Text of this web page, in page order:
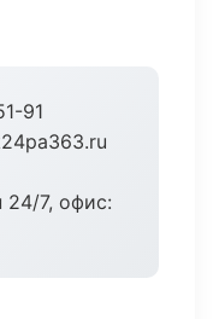
91
24/7, офис: